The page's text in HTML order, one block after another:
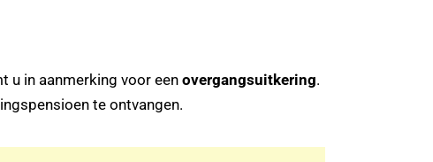
u in aanmerking voor een overgangsuitkering.
te ontvangen.